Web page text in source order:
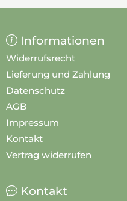
Informationen
Widerrufsrecht
Lieferung und Zahlung
Datenschutz
AGB
Impressum
Kontakt
Vertrag widerrufen
Kontakt